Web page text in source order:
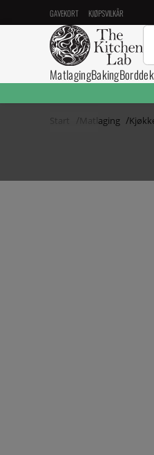
GAVEKORT KJØPSVILKÅR
MatlagingBaking
Start Matlaging